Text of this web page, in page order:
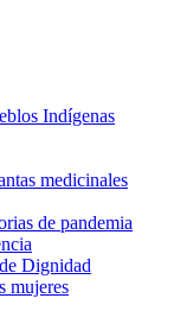
Indígenas
medicinales
de pandemia
Dignidad
mujeres